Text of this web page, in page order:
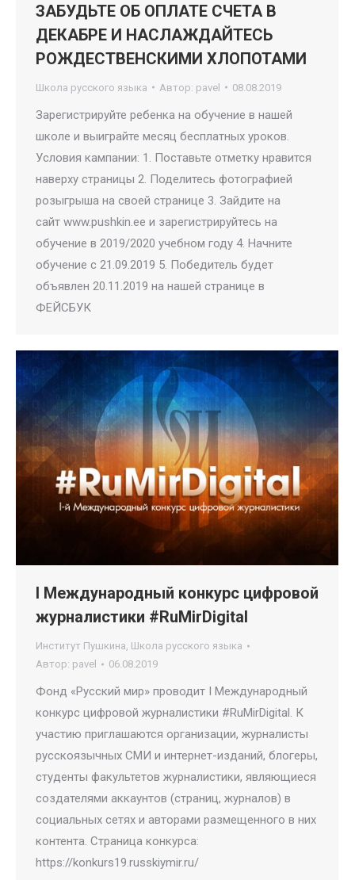
ЗАБУДЬТЕ ОБ ОПЛАТЕ СЧЕТА В
ДЕКАБРЕ И НАСЛАЖДАЙТЕСЬ
РОЖДЕСТВЕНСКИМИ ХЛОПОТАМИ
Школа русского языка Автор: pavel 08.08.2019
Зарегистрируйте ребенка на обучение в нашей
школе и выиграйте месяц бесплатных уроков.
Условия кампании: 1. Поставьте отметку нравится
наверху страницы 2. Поделитесь фотографией
розыгрыша на своей странице 3. Зайдите на
сайт www.pushkin.ee и зарегистрируйтесь на
обучение в 2019/2020 учебном году 4. Начните
обучение с 21.09.2019 5. Победитель будет
объявлен 20.11.2019 на нашей странице в
ФЕЙСБУК
I Международный конкурс цифровой
журналистики #RuMirDigital
Институт Пушкина, Школа русского языка
Автор: pavel 06.08.2019
Фонд «Русский мир» проводит I Международный
конкурс цифровой журналистики #RuMirDigital. К
участию приглашаются организации, журналисты
русскоязычных СМИ и интернет-изданий, блогеры,
студенты факультетов журналистики, являющиеся
создателями аккаунтов (страниц, журналов) в
социальных сетях и авторами размещенного в них
контента. Страница конкурса:
https://konkurs19.russkiymir.ru/